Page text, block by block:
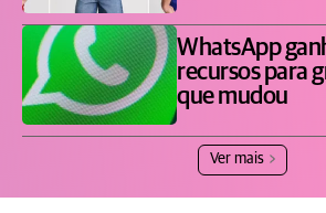
WhatsApp
recursos para
que mudou
Ver mais